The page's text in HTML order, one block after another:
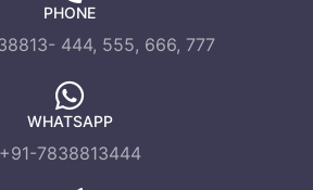
PHONE
444, 555, 666, 777
WHATSAPP
+91-7838813444